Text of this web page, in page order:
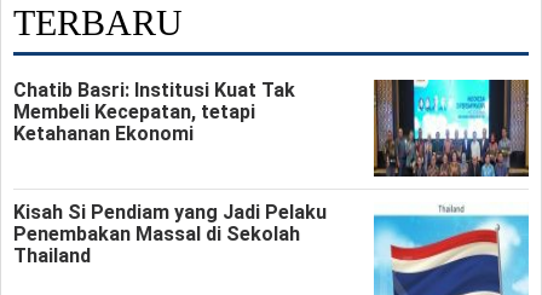
TERBARU
Chatib Basri: Institusi Kuat Tak
Membeli Kecepatan, tetapi
Ketahanan Ekonomi
Kisah Si Pendiam yang Jadi Pelaku
Penembakan Massal di Sekolah
Thailand